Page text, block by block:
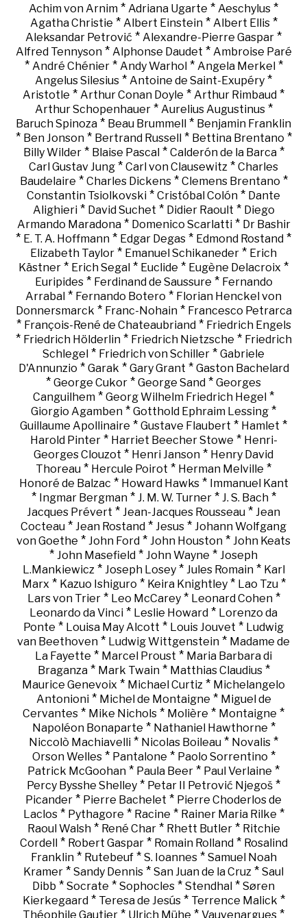
Achim von Arnim * Adriana Ugarte * Aeschylus *
Agatha Christie * Albert Einstein* Albert Ellis*
Aleksandar Petrović * Alexandre-Pierre Gaspar *
Alfred Tennyson* Alphonse Daudet * Ambroise Paré
* André Chénier* Andy Warhol * Angela Merkel *
Angelus Silesius * Antoine de Saint-Exupéry *
Aristotle * Arthur Conan Doyle * Arthur Rimbaud *
Arthur Schopenhauer* Aurelius Augustinus*
Baruch Spinoza * Beau Brummell * Benjamin Franklin
* Ben Jonson* Bertrand Russell * Bettina Brentano *
Billy Wilder* Blaise Pascal* Calderón de la Barca*
Carl Gustav Jung * Carl von Clausewitz * Charles
Baudelaire * Charles Dickens* Clemens Brentano *
Constantin Tsiolkovski * Cristóbal Colón * Dante
Alighieri* David Suchet * Didier Raoult * Diego
Armando Maradona* Domenico Scarlatti* Dr Bashir
* E. T. A. Hoffmann * Edgar Degas * Edmond Rostand *
Elizabeth Taylor * Emanuel Schikaneder * Erich
Kästner * Erich Segal * Euclide * Eugène Delacroix *
Euripides* Ferdinand de Saussure * Fernando
Arrabal * Fernando Botero * Florian Henckel von
Donnersmarck * Franc-Nohain* Francesco Petrarca
* François-René de Chateaubriand* Friedrich Engels
* Friedrich Hölderlin* Friedrich Nietzsche * Friedrich
Schlegel * Friedrich von Schiller * Gabriele
D'Annunzio * Garak * Gary Grant * Gaston Bachelard
* George Cukor * George Sand * Georges
Canguilhem * Georg Wilhelm Friedrich Hegel *
Giorgio Agamben * Gotthold Ephraim Lessing *
Guillaume Apollinaire * Gustave Flaubert * Hamlet *
Harold Pinter* Harriet Beecher Stowe * Henri-
Georges Clouzot * Henri Janson * Henry David
Thoreau * Hercule Poirot * Herman Melville *
Honoré de Balzac * Howard Hawks* Immanuel Kant
* Ingmar Bergman* J. M. W. Turner* J. S. Bach*
Jacques Prévert * Jean-Jacques Rousseau * Jean
Cocteau * Jean Rostand * Jesus * Johann Wolfgang
von Goethe * John Ford * John Houston * John Keats
* John Masefield * John Wayne * Joseph
L.Mankiewicz* Joseph Losey* Jules Romain* Karl
Marx * Kazuo Ishiguro * Keira Knightley* Lao Tzu*
Lars von Trier* Leo McCarey* Leonard Cohen*
Leonardo da Vinci * Leslie Howard * Lorenzo da
Ponte * Louisa May Alcott * Louis Jouvet * Ludwig
van Beethoven * Ludwig Wittgenstein * Madame de
La Fayette * Marcel Proust * Maria Barbara di
Braganza* Mark Twain* Matthias Claudius*
Maurice Genevoix * Michael Curtiz * Michelangelo
Antonioni* Michel de Montaigne * Miguel de
Cervantes * Mike Nichols * Molière * Montaigne *
Napoléon Bonaparte * Nathaniel Hawthorne *
Niccolò Machiavelli * Nicolas Boileau * Novalis *
Orson Welles* Pantalone * Paolo Sorrentino *
Patrick McGoohan * Paula Beer * Paul Verlaine *
Percy Bysshe Shelley * Petar II Petrović Njegoš *
Picander * Pierre Bachelet * Pierre Choderlos de
Laclos* Pythagore * Racine * Rainer Maria Rilke *
Raoul Walsh* René Char* Rhett Butler* Ritchie
Cordell * Robert Gaspar* Romain Rolland* Rosalind
Franklin* Rutebeuf* S. Ioannes* Samuel Noah
Kramer * Sandy Dennis * San Juan de la Cruz * Saul
Dibb * Socrate * Sophocles * Stendhal * Søren
Kierkegaard* Teresa de Jesús* Terrence Malick *
Théophile Gautier * Ulrich Mühe * Vauvenargues *